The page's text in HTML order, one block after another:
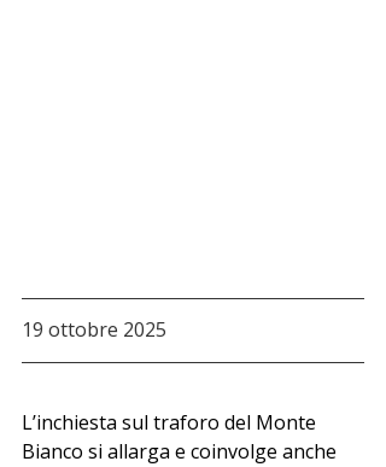
19 ottobre 2025
L’inchiesta sul traforo del Monte
Bianco si allarga e coinvolge anche